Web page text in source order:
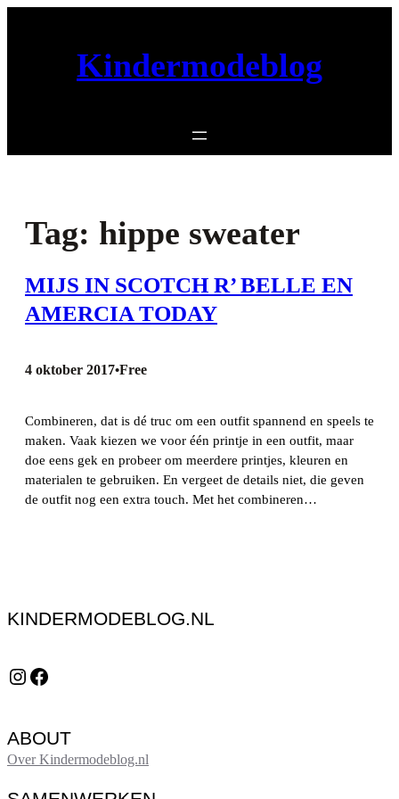
Kindermodeblog
Tag: hippe sweater
MIJS IN SCOTCH R’ BELLE EN
AMERCIA TODAY
4 oktober 2017•Free
Combineren, dat is dé truc om een outfit spannend en speels te
maken. Vaak kiezen we voor één printje in een outfit, maar
doe eens gek en probeer om meerdere printjes, kleuren en
materialen te gebruiken. En vergeet de details niet, die geven
de outfit nog een extra touch. Met het combineren…
KINDERMODEBLOG.NL
Instagram Facebook
ABOUT
Over Kindermodeblog.nl